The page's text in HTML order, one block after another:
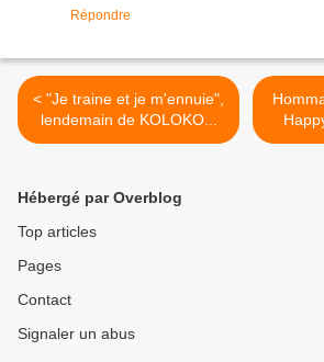
Répondre
< "Je traine et je m'ennuie",
lendemain de KOLOKO...
Hébergé par Overblog
Top articles
Pages
Contact
Signaler un abus